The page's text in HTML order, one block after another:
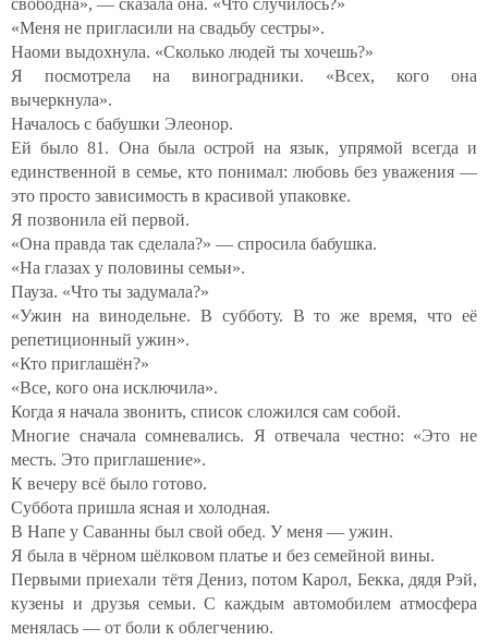
свободна», — сказала она. «Что случилось?»
«Меня не пригласили на свадьбу сестры».
Наоми выдохнула. «Сколько людей ты хочешь?»
Я посмотрела на виноградники. «Всех, кого она
вычеркнула».
Началось с бабушки Элеонор.
Ей было 81. Она была острой на язык, упрямой всегда и
единственной в семье, кто понимал: любовь без уважения —
это просто зависимость в красивой упаковке.
Я позвонила ей первой.
«Она правда так сделала?» — спросила бабушка.
«На глазах у половины семьи».
Пауза. «Что ты задумала?»
«Ужин на винодельне. В субботу. В то же время, что её
репетиционный ужин».
«Кто приглашён?»
«Все, кого она исключила».
Когда я начала звонить, список сложился сам собой.
Многие сначала сомневались. Я отвечала честно: «Это не
месть. Это приглашение».
К вечеру всё было готово.
Суббота пришла ясная и холодная.
В Напе у Саванны был свой обед. У меня — ужин.
Я была в чёрном шёлковом платье и без семейной вины.
Первыми приехали тётя Дениз, потом Карол, Бекка, дядя Рэй,
кузены и друзья семьи. С каждым автомобилем атмосфера
менялась — от боли к облегчению.